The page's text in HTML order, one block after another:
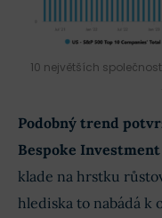
10 největších
Podobný trend
Bespoke
klade na hrstku
hlediska to nabádá k